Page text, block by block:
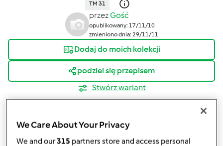
TM 31
przezGość
opublikowany: 17/11/10
zmieniono dnia: 29/11/11
Dodaj do moich kolekcji
podziel się przepisem
Stwórz wariant
We Care About Your Privacy
We and our315 partners store and access personal